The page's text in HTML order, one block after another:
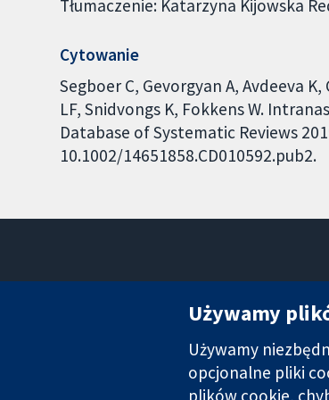
Tłumaczenie: Katarzyna Kijowska
Cytowanie
Segboer C, Gevorgyan A, Avdeeva
LF, Snidvongs K, Fokkens W.
Database of Systematic Reviews
10.1002/14651858.CD010592.pub2.
Używamy
Używamy
opcjonalne pliki
plików cookie,